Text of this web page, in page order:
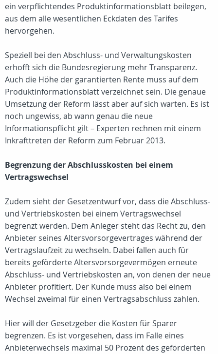
ein verpflichtendes Produktinformationsblatt beilegen,
aus dem alle wesentlichen Eckdaten des Tarifes
hervorgehen.
Speziell bei den Abschluss- und Verwaltungskosten
erhofft sich die Bundesregierung mehr Transparenz.
Auch die Höhe der garantierten Rente muss auf dem
Produktinformationsblatt verzeichnet sein. Die genaue
Umsetzung der Reform lässt aber auf sich warten. Es ist
noch ungewiss, ab wann genau die neue
Informationspflicht gilt – Experten rechnen mit einem
Inkrafttreten der Reform zum Februar 2013.
Begrenzung der Abschlusskosten bei einem
Vertragswechsel
Zudem sieht der Gesetzentwurf vor, dass die Abschluss-
und Vertriebskosten bei einem Vertragswechsel
begrenzt werden. Dem Anleger steht das Recht zu, den
Anbieter seines Altersvorsorgevertrages während der
Vertragslaufzeit zu wechseln. Dabei fallen auch für
bereits geförderte Altersvorsorgevermögen erneute
Abschluss- und Vertriebskosten an, von denen der neue
Anbieter profitiert. Der Kunde muss also bei einem
Wechsel zweimal für einen Vertragsabschluss zahlen.
Hier will der Gesetzgeber die Kosten für Sparer
begrenzen. Es ist vorgesehen, dass im Falle eines
Anbieterwechsels maximal 50 Prozent des geförderten